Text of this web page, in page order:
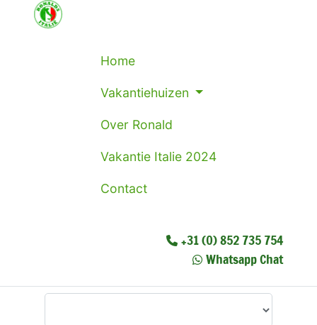
Home
Vakantiehuizen
Over Ronald
Vakantie Italie 2024
Contact
+31 (0) 852 735 754
Whatsapp Chat